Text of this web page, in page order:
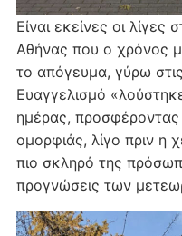
Είναι εκείνες οι λίγες
Αθήνας που ο χρόνος
το απόγευμα, γύρω
Ευαγγελισμό
ημέρας,
ομορφιάς, λίγο πριν η
πιο σκληρό της
προγνώσεις των